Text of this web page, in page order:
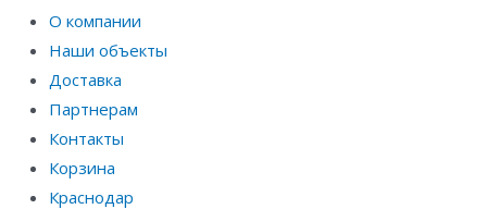
О компании
Наши объекты
Доставка
Партнерам
Контакты
Корзина
Краснодар